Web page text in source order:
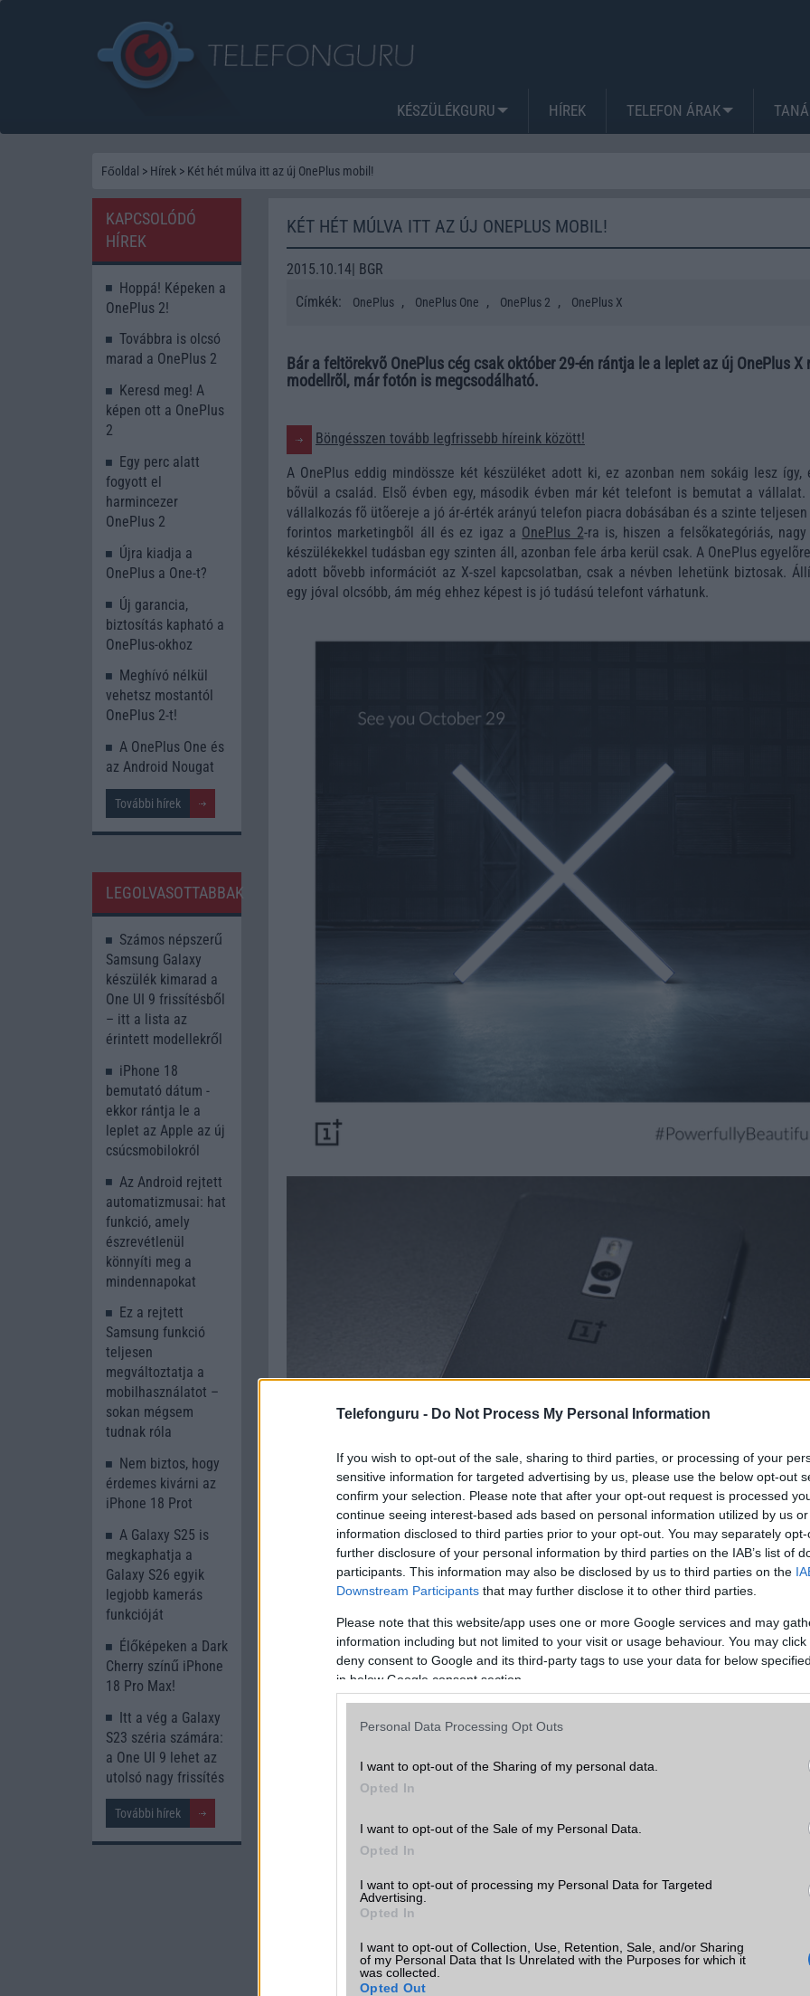
Telefonguru - Do Not Process My Personal Information
If you wish to opt-out of the sale, sharing to third parties, or processing of your
sensitive information for targeted advertising by us, please use the below opt-out
confirm your selection. Please note that after your opt-out request is processed
continue seeing interest-based ads based on personal information utilized by us
information disclosed to third parties prior to your opt-out. You may separately
further disclosure of your personal information by third parties on the IAB’s list of
participants. This information may also be disclosed by us to third parties on the
Downstream Participants that may further disclose it to other third parties.
Please note that this website/app uses one or more Google services and may
information including but not limited to your visit or usage behaviour. You may
deny consent to Google and its third-party tags to use your data for below
in below Google consent section.
Personal Data Processing Opt Outs
I want to opt-out of the Sharing of my personal data.
Opted In
I want to opt-out of the Sale of my Personal Data.
Opted In
I want to opt-out of processing my Personal Data for Targeted
Advertising.
Opted In
I want to opt-out of Collection, Use, Retention, Sale, and/or Sharing
of my Personal Data that Is Unrelated with the Purposes for which it
was collected.
Opted Out
KÉSZÜLÉKGURU HÍREK TELEFON ÁRAK
Főoldal > Hírek > Két hét múlva itt az új OnePlus mobil!
KÉT HÉT MÚLVA ITT AZ ÚJ ONEPLUS MOBIL!
2015.10.14| BGR
Címkék:
OnePlus , OnePlus One , OnePlus 2 , OnePlus X
Bár a feltörekvõ OnePlus cég csak október 29-én rántja le a leplet az új OnePlus X
modellrõl, már fotón is megcsodálható.
Böngésszen tovább legfrissebb híreink között!
A OnePlus eddig mindössze két készüléket adott ki, ez azonban nem sokáig lesz így,
bõvül a család. Elsõ évben egy, második évben már két telefont is bemutat a vállalat.
vállalkozás fõ ütõereje a jó ár-érték arányú telefon piacra dobásában és a szinte
forintos marketingbõl áll és ez igaz a OnePlus 2-ra is, hiszen a felsõkategóriás,
készülékekkel tudásban egy szinten áll, azonban fele árba kerül csak. A OnePlus
adott bõvebb információt az X-szel kapcsolatban, csak a névben lehetünk biztosak.
egy jóval olcsóbb, ám még ehhez képest is jó tudású telefont várhatunk.
KAPCSOLÓDÓ
HÍREK
Hoppá! Képeken a
OnePlus 2!
Továbbra is olcsó
marad a OnePlus 2
Keresd meg! A
képen ott a OnePlus
2
Egy perc alatt
fogyott el
harmincezer
OnePlus 2
Újra kiadja a
OnePlus a One-t?
Új garancia,
biztosítás kapható a
OnePlus-okhoz
Meghívó nélkül
vehetsz mostantól
OnePlus 2-t!
A OnePlus One és
az Android Nougat
További hírek
LEGOLVASOTTABBAK
Számos népszerű
Samsung Galaxy
készülék kimarad a
One UI 9 frissítésből
– itt a lista az
érintett modellekről
iPhone 18
bemutató dátum -
ekkor rántja le a
leplet az Apple az új
csúcsmobilokról
Az Android rejtett
automatizmusai: hat
funkció, amely
észrevétlenül
könnyíti meg a
mindennapokat
Ez a rejtett
Samsung funkció
teljesen
megváltoztatja a
mobilhasználatot –
sokan mégsem
tudnak róla
Nem biztos, hogy
érdemes kivárni az
iPhone 18 Prot
A Galaxy S25 is
megkaphatja a
Galaxy S26 egyik
legjobb kamerás
funkcióját
Élőképeken a Dark
Cherry színű iPhone
18 Pro Max!
Itt a vég a Galaxy
S23 széria számára:
a One UI 9 lehet az
utolsó nagy frissítés
További hírek